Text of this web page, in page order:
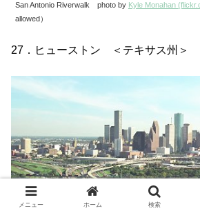
San Antonio Riverwalk photo by Kyle Monahan
allowed）
27．ヒューストン ＜テキサス州＞
メニュー ホーム 検索